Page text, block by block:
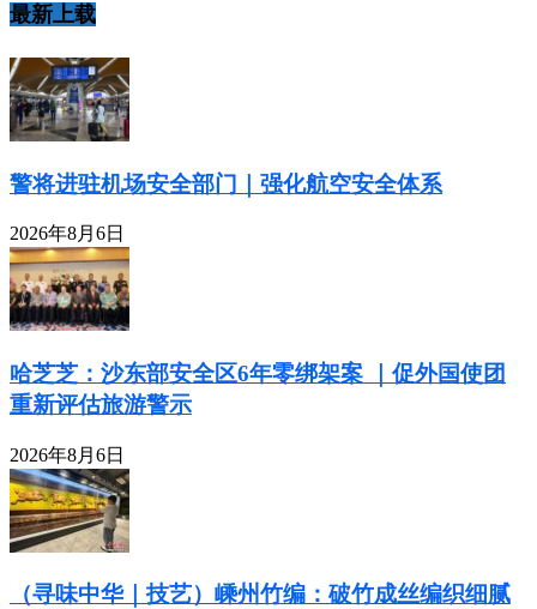
最新上载
警将进驻机场安全部门｜强化航空安全体系
2026年8月6日
哈芝芝：沙东部安全区6年零绑架案 ｜促外国使团
重新评估旅游警示
2026年8月6日
（寻味中华｜技艺）嵊州竹编：破竹成丝编织细腻